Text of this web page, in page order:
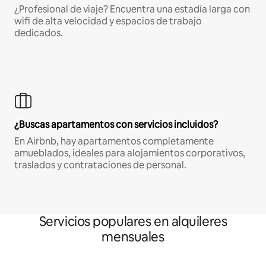
¿Profesional de viaje? Encuentra una estadía larga con
wifi de alta velocidad y espacios de trabajo
dedicados.
¿Buscas apartamentos con servicios incluidos?
En Airbnb, hay apartamentos completamente
amueblados, ideales para alojamientos corporativos,
traslados y contrataciones de personal.
Servicios populares en alquileres
mensuales